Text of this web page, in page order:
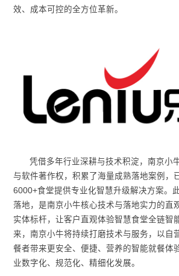
效、成本可控的全方位革新。
凭借多年行业深耕与技术积淀，南京小
与软件著作权，积累了海量成熟落地案例，
6000+食堂提供专业化智慧升级解决方案。
落地，是南京小牛核心技术与落地实力的直
实体标杆，让客户直观体验智慧食堂全链智
来，南京小牛将持续打磨技术与服务，以自
餐者带来更安全、便捷、营养的智能就餐体
业数字化、规范化、精细化发展。